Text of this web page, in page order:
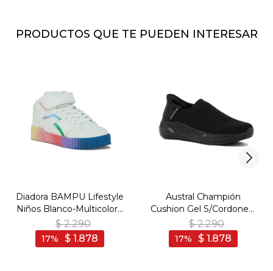
PRODUCTOS QUE TE PUEDEN INTERESAR
Diadora BAMPU Lifestyle
Niños Blanco-Multicolor -
Blanco-Multicolor
$ 2.290
$ 1.878
17
Austral Champión
Cushion Gel S/Cordones/
Hombre - Negro - Negro
$ 2.290
$ 1.878
17